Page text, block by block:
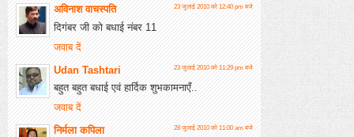
अविनाश वाचस्पति
23 जुलाई 2010 को 12:40 pm बजे
दिगंबर जी को बधाई नंबर 11
जवाब दें
Udan Tashtari
23 जुलाई 2010 को 11:29 pm बजे
बहुत बहुत बधाई एवं हार्दिक शुभकामनाएँ..
जवाब दें
निर्मला कपिला
28 जुलाई 2010 को 11:00 am बजे